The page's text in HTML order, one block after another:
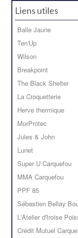
Liens utiles
Balle Jaune
Ten'Up
Wilson
Breakpoint
The Black Shelter
La Croquetterie
Herve thermique
MurProtec
Jules & John
Lunet
Super U Carquefou
MMA Carquefou
PPF 85
Sébastien Bellay
L'Atelier d'Iroise
Crédit Mutuel